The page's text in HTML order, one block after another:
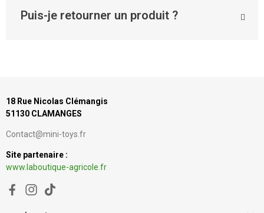
Puis-je retourner un produit ?
18 Rue Nicolas Clémangis
51130 CLAMANGES
Contact@mini-toys.fr
Site partenaire :
www.laboutique-agricole.fr